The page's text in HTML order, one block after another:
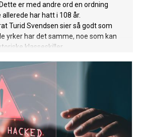
er med andre ord en ordning
har hatt i 108 år.
Turid Svendsen sier så godt som
yrker har det samme, noe som kan
klasseskiller.